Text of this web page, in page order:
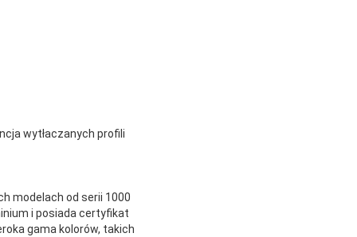
wytłaczanych profili
modelach od serii 1000
i posiada certyfikat
gama kolorów, takich